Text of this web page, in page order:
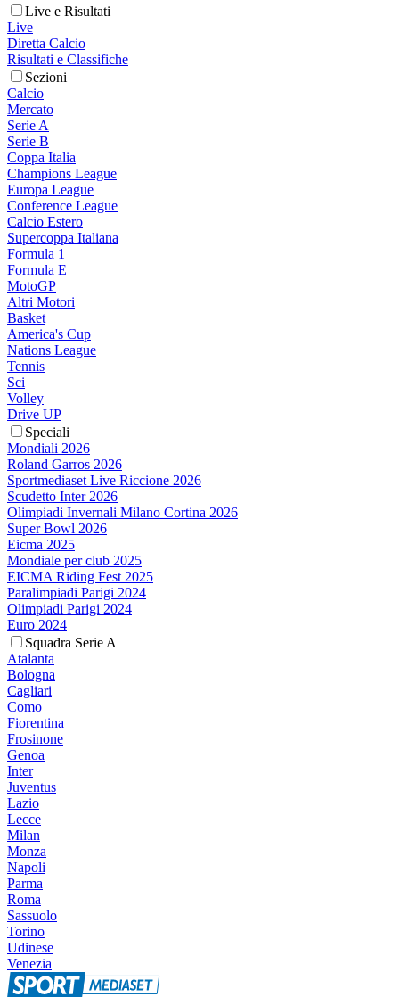
Live e Risultati
Live
Diretta Calcio
Risultati e Classifiche
Sezioni
Calcio
Mercato
Serie A
Serie B
Coppa Italia
Champions League
Europa League
Conference League
Calcio Estero
Supercoppa Italiana
Formula 1
Formula E
MotoGP
Altri Motori
Basket
America's Cup
Nations League
Tennis
Sci
Volley
Drive UP
Speciali
Mondiali 2026
Roland Garros 2026
Sportmediaset Live Riccione 2026
Scudetto Inter 2026
Olimpiadi Invernali Milano Cortina 2026
Super Bowl 2026
Eicma 2025
Mondiale per club 2025
EICMA Riding Fest 2025
Paralimpiadi Parigi 2024
Olimpiadi Parigi 2024
Euro 2024
Squadra Serie A
Atalanta
Bologna
Cagliari
Como
Fiorentina
Frosinone
Genoa
Inter
Juventus
Lazio
Lecce
Milan
Monza
Napoli
Parma
Roma
Sassuolo
Torino
Udinese
Venezia